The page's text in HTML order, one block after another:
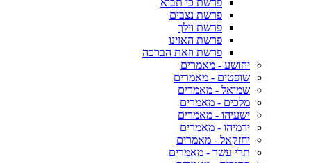
פרשת כי תבוא
פרשת נצבים
פרשת וילך
פרשת האזינו
פרשת וזאת הברכה
יהושע - מאמרים
שופטים - מאמרים
שמואל - מאמרים
מלכים - מאמרים
ישעיהו - מאמרים
ירמיהו - מאמרים
יחזקאל - מאמרים
תרי עשר - מאמרים